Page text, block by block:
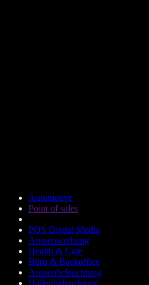
Automotive
Point of sales
POS Digital Media
Aussenwerbung
Health & Care
Büro & Backoffice
Aussenbeleuchtung
Hallenbeleuchtung